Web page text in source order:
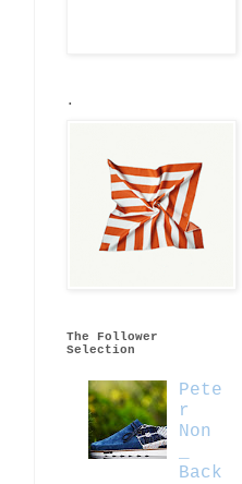
.
The Follower
Selection
Pete
r
Non
Back